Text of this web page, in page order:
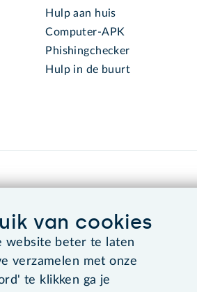
Hulp aan huis
Computer-APK
Phishingchecker
Hulp in de buurt
van cookies
website beter te laten
verzamelen met onze
te klikken ga je